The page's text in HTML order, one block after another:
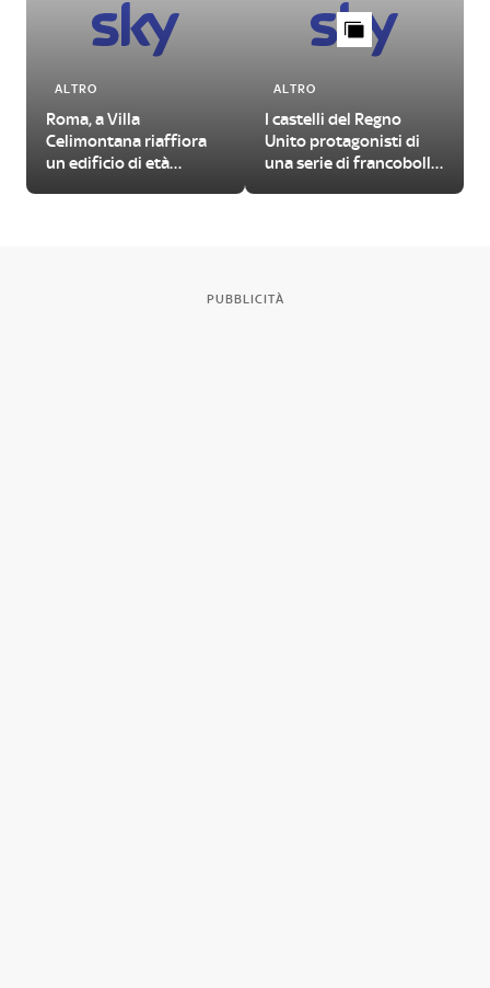
ALTRO
Roma, a Villa
Celimontana riaffiora
un edificio di età
ALTRO
I castelli del Regno
Unito protagonisti di
una serie di francobolli
PUBBLICITÀ